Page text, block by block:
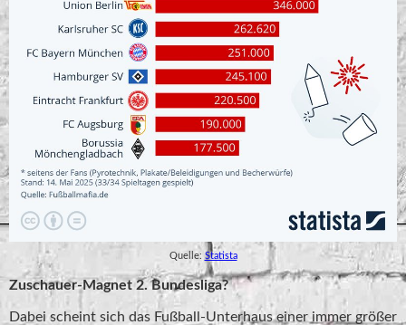
Quelle: Statista
Zuschauer-Magnet 2. Bundesliga?
Dabei scheint sich das Fußball-Unterhaus einer immer größer